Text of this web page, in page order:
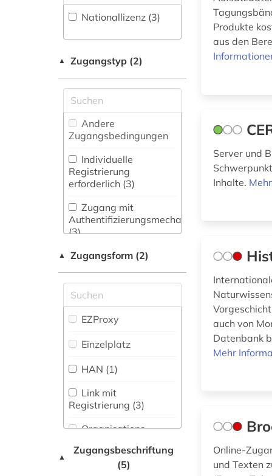
Wissenschaftskunde,
Museumswesen (3)
bibliothekswissenschaft
(1)
bildung (2)
biografie (1)
biographistik (1)
biologie (7)
biotechnologie (2)
biowissenschaften
(5)
bodenkunde (1)
bodenökologie (1)
chemie (40)
china (4)
cytologie (1)
deutsch (1)
digitalisat (1)
dissertationen (1)
e-book (1)
(35)
Faktendatenbank (4)
National-,
(0)
Portal (15)
Sammlung Nicht-
(3
Volltextdatenbank
Wörterbuch,
Enzyklopädie,
Zeitungs-,
(1
Nationallizenz (3)
▲ Zugangstyp (2)
Andere
Zugangsbedingungen
Individuelle
Registrierung
erforderlich (3)
Zugang mit
Authentifizierungsmechanismen
(3)
▲ Zugangsform (2)
EZProxy
Einzelplatz
HAN (1)
Link mit
Registrierung (3)
Organisations-
Shibboleth
▲
Zugangsbeschriftung
(5)
Produkte
aus den
Server und
Inhalte.
auch von
Datenbank
Mehr
Online-
und Texten